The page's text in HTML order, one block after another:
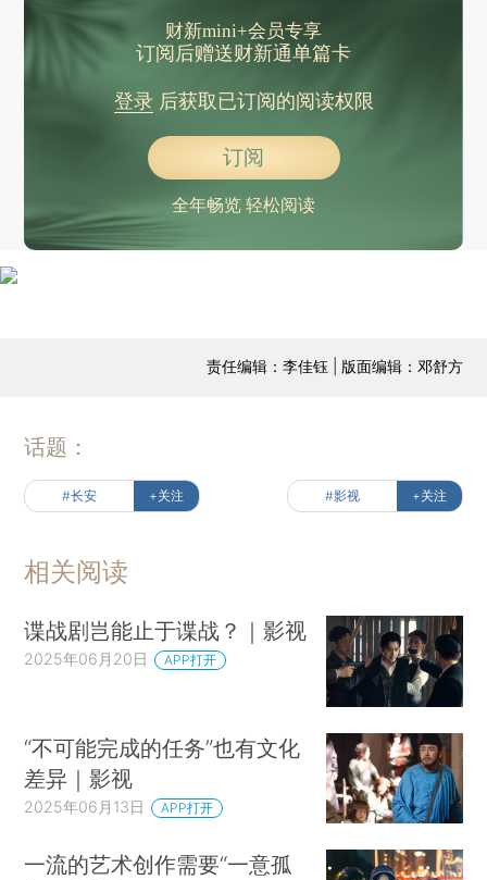
财新mini+会员专享
订阅后赠送财新通单篇卡
登录后获取已订阅的阅读权限
订阅
全年畅览 轻松阅读
责任编辑：李佳钰 | 版面编辑：邓舒方
话题：
#长安 +关注 #影视 +关注
相关阅读
谍战剧岂能止于谍战？｜影视
2025年06月20日 APP打开
“不可能完成的任务”也有文化
差异｜影视
2025年06月13日 APP打开
一流的艺术创作需要“一意孤